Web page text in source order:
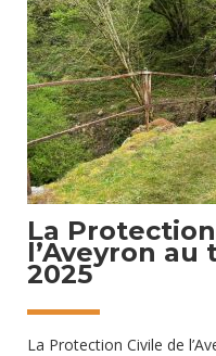
en symboles Crédit photo
Préfecture de l’Aveyron
27 juillet 2025
La
l’Aveyron au
2025
La Protection Civile de